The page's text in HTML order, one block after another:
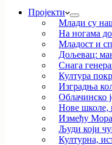
Пројекти
Млади су
На ногама
Младост и
Дољевац:
Снага
Култура
Изградња
Облачинско
Нове школе,
Између
Људи који
Културна,